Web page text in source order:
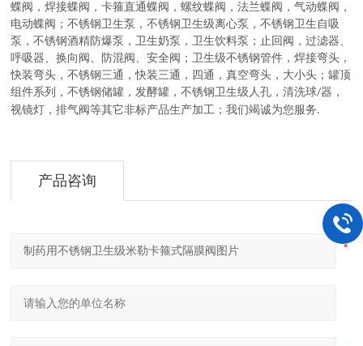
蝶阀 ，焊接蝶阀，卡箍直通蝶阀，螺纹蝶阀，法兰蝶阀，气动蝶阀，
电动蝶阀 ；不锈钢卫生泵 ，不锈钢卫生级离心泵，不锈钢卫生自吸
泵，不锈钢酒精防爆泵，卫生奶泵，卫生饮料泵 ； 止回阀，过滤器、
呼吸器、换向阀、防混阀、安全阀 ；卫生级不锈钢管件 ，焊接弯头，
快装弯头，不锈钢三通，快装三通，四通，真空弯头，大小头 ；罐顶
组件系列 ，不锈钢储罐，发酵罐，不锈钢卫生级人孔，清洗球/器，
视镜灯，排气阀等其它非标产品生产加工 ；我们竭诚为您服务.
产品咨询